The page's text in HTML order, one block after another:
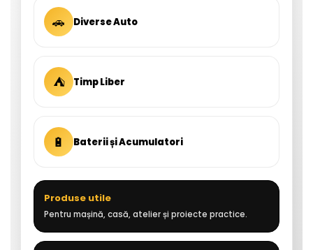
🚗 Diverse Auto
⛺ Timp Liber
🔋 Baterii și Acumulatori
Produse utile
Pentru mașină, casă, atelier și proiecte practice.